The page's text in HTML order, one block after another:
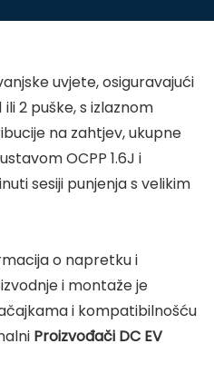
uvjete, osiguravajući
2 puške, s izlaznom
na zahtjev, ukupne
OCPP 1.6J i
sesiji punjenja s velikim
o napretku i
i montaže je
i kompatibilnošću
Proizvođači DC EV